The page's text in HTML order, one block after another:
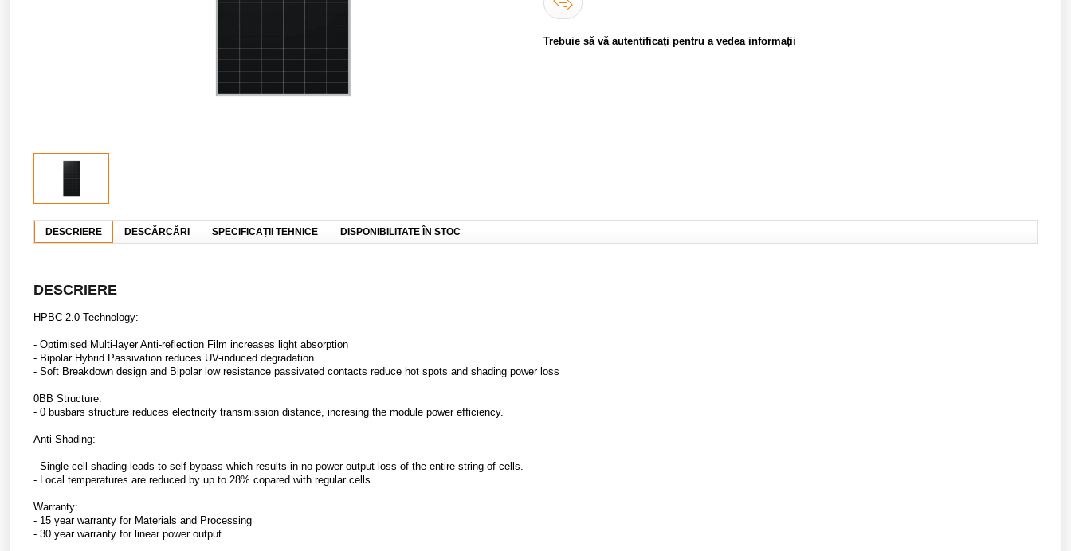
Trebuie să vă autentificați pentru a vedea informații
DESCRIERE DESCĂRCĂRI SPECIFICAȚII TEHNICE DISPONIBILITATE ÎN STOC
DESCRIERE
HPBC 2.0 Technology:
- Optimised Multi-layer Anti-reflection Film increases light absorption
- Bipolar Hybrid Passivation reduces UV-induced degradation
- Soft Breakdown design and Bipolar low resistance passivated contacts reduce hot spots and shading power loss
0BB Structure:
- 0 busbars structure reduces electricity transmission distance, incresing the module power efficiency.
Anti Shading:
- Single cell shading leads to self-bypass which results in no power output loss of the entire string of cells.
- Local temperatures are reduced by up to 28% copared with regular cells
Warranty:
- 15 year warranty for Materials and Processing
- 30 year warranty for linear power output